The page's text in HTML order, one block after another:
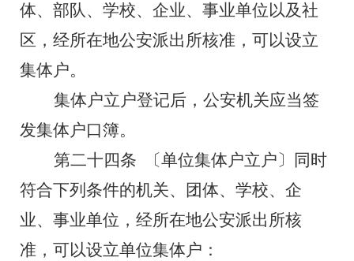
体、部队、学校、企业、事业单位以及社
区，经所在地公安派出所核准，可以设立
集体户。
集体户立户登记后，公安机关应当签
发集体户口簿。
第二十四条
〔单位集体户立户〕同时
符合下列条件的机关、团体、学校、企
业、事业单位，经所在地公安派出所核
准，可以设立单位集体户：